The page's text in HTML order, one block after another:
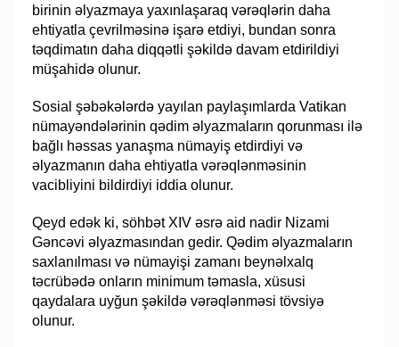
birinin əlyazmaya yaxınlaşaraq vərəqlərin daha
ehtiyatla çevrilməsinə işarə etdiyi, bundan sonra
təqdimatın daha diqqətli şəkildə davam etdirildiyi
müşahidə olunur.
Sosial şəbəkələrdə yayılan paylaşımlarda Vatikan
nümayəndələrinin qədim əlyazmaların qorunması ilə
bağlı həssas yanaşma nümayiş etdirdiyi və
əlyazmanın daha ehtiyatla vərəqlənməsinin
vacibliyini bildirdiyi iddia olunur.
Qeyd edək ki, söhbət XIV əsrə aid nadir Nizami
Gəncəvi əlyazmasından gedir. Qədim əlyazmaların
saxlanılması və nümayişi zamanı beynəlxalq
təcrübədə onların minimum təmasla, xüsusi
qaydalara uyğun şəkildə vərəqlənməsi tövsiyə
olunur.